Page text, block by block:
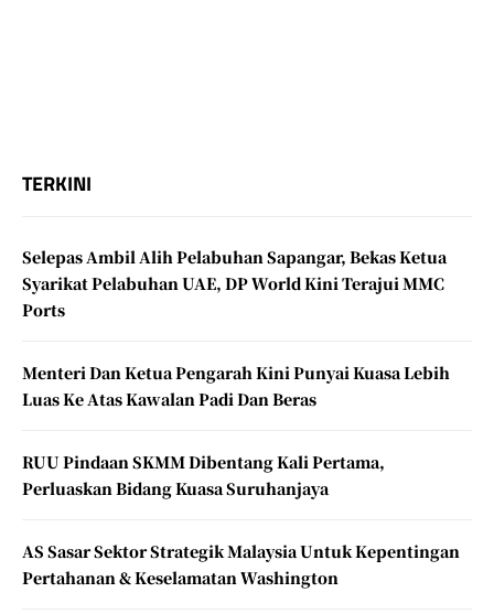
TERKINI
Selepas Ambil Alih Pelabuhan Sapangar, Bekas Ketua
Syarikat Pelabuhan UAE, DP World Kini Terajui MMC
Ports
Menteri Dan Ketua Pengarah Kini Punyai Kuasa Lebih
Luas Ke Atas Kawalan Padi Dan Beras
RUU Pindaan SKMM Dibentang Kali Pertama,
Perluaskan Bidang Kuasa Suruhanjaya
AS Sasar Sektor Strategik Malaysia Untuk Kepentingan
Pertahanan & Keselamatan Washington